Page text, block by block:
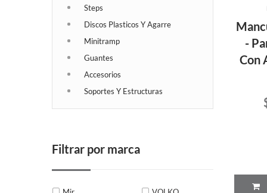
Steps
Discos Plasticos Y Agarre
Minitramp
Guantes
Accesorios
Soportes Y Estructuras
Filtrar por marca
-
Con